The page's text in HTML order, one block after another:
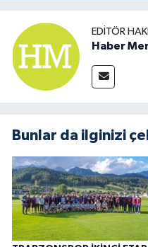
EDITÖR
Haber
Bunlar da ilginizi